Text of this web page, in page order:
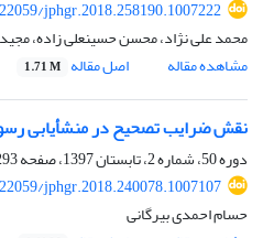
jphgr.2018.258190.1007222
محمد علی نژاد، محسن حسینعلی زاده،
مشاهده مقاله
اصل مقاله 1.71 M
نقش ضرایب تصحیح در منشأیابی
دوره 50، شماره 2، تابستان 1397، صفحه
305
jphgr.2018.240078.1007107
حسام احمدی بیرگانی